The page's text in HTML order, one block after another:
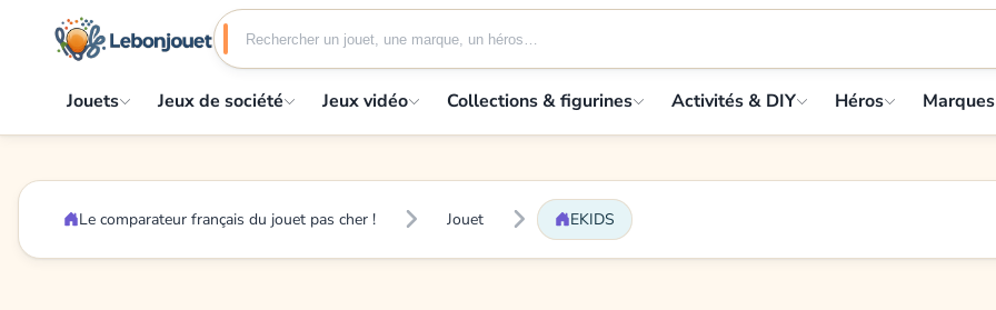
Jouets Jeux de société Jeux vidéo Collections & figurines Activités & DIY Héros Marques
Le comparateur français du jouet pas cher ! Jouet EKIDS